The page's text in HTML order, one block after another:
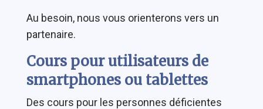
Au besoin, nous vous orienterons vers un
partenaire.
Cours pour utilisateurs de
smartphones ou tablettes
Des cours pour les personnes déficientes